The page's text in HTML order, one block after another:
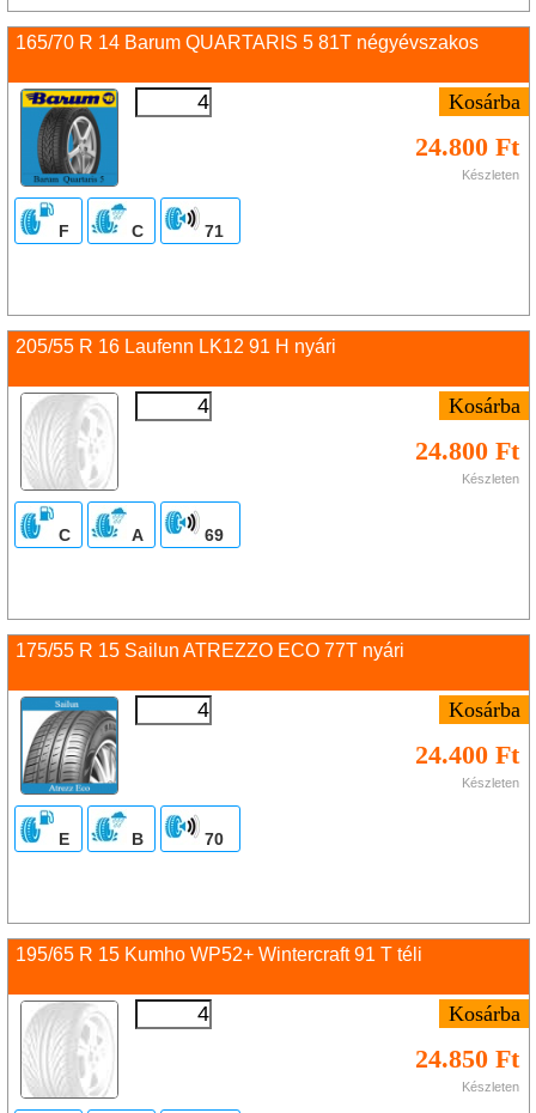
165/70 R 14 Barum QUARTARIS 5 81T négyévszakos
24.800 Ft
Készleten
F C 71
205/55 R 16 Laufenn LK12 91 H nyári
24.800 Ft
Készleten
C A 69
175/55 R 15 Sailun ATREZZO ECO 77T nyári
24.400 Ft
Készleten
E B 70
195/65 R 15 Kumho WP52+ Wintercraft 91 T téli
24.850 Ft
Készleten